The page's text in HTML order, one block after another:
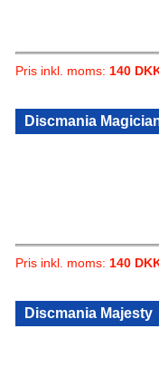
Pris inkl. moms: 140
Discmania
Pris inkl. moms: 140
Discmania Majesty